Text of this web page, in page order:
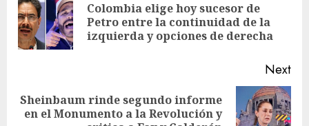
Colombia elige hoy sucesor de
Petro entre la continuidad de la
izquierda y opciones de derecha
Next
Sheinbaum rinde segundo informe
en el Monumento a la Revolución y